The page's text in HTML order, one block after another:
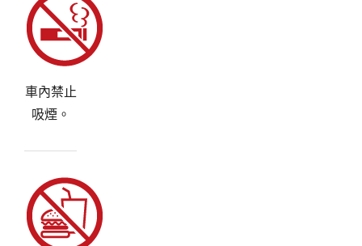
車內禁止
吸煙。